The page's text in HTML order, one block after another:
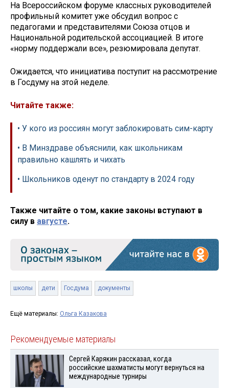
На Всероссийском форуме классных руководителей
профильный комитет уже обсудил вопрос с
педагогами и представителями Союза отцов и
Национальной родительской ассоциацией. В итоге
«норму поддержали все», резюмировала депутат.
Ожидается, что инициатива поступит на рассмотрение
в Госдуму на этой неделе.
Читайте также:
• У кого из россиян могут заблокировать сим-карту
• В Минздраве объяснили, как школьникам
правильно кашлять и чихать
• Школьников оденут по стандарту в 2024 году
Также читайте о том, какие законы вступают в
силу в августе.
школы дети Госдума документы
Ещё материалы: Ольга Казакова
Рекомендуемые материалы
Сергей Карякин рассказал, когда
российские шахматисты могут вернуться на
международные турниры